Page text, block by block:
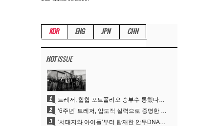
KOR ENG JPN CHN
HOTISSUE
1 트레저, 힙합 포트폴리오 승부수 통했다…데뷔 6주년 새 도약
2 ‘6주년’ 트레저, 압도적 실력으로 증명한 ‘YG의 보물’ 진가
3 ‘서태지와 아이들’부터 탑재한 안무DNA…양현석, YG 퍼포먼스 비디오 70억 뷰 신화의 시작